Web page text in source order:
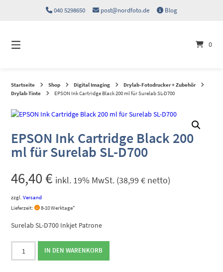
040 5298650 post@nordfoto.de Blog
0
Startseite Shop Digital Imaging
Drylab-Fotodrucker + Zubehör
Drylab-Tinte
EPSON Ink Cartridge Black 200 ml für Surelab SL-D700
EPSON Ink Cartridge Black 200
ml für Surelab SL-D700
46,40€ inkl. 19% MwSt. (38,99€ netto)
zzgl.Versand
Lieferzeit:
8-10 Werktage*
Surelab SL-D700 Inkjet Patrone
IN DEN WARENKORB